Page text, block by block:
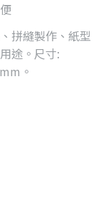
拼縫製作、紙型
途。尺寸:
。